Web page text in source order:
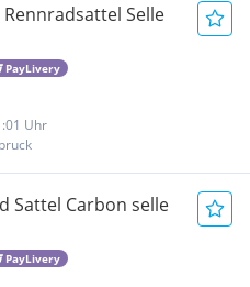
Selle
PayLivery
Uhr
Sattel Carbon selle
PayLivery